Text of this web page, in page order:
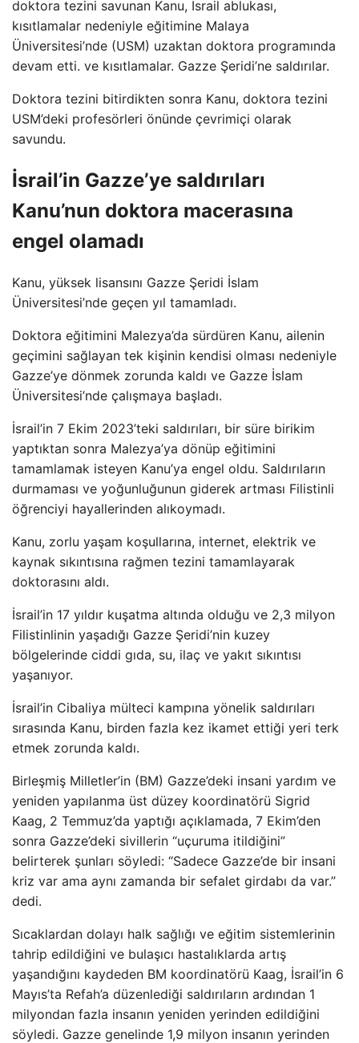
doktora tezini savunan Kanu, İsrail ablukası,
kısıtlamalar nedeniyle eğitimine Malaya
Üniversitesi’nde (USM) uzaktan doktora programında
devam etti. ve kısıtlamalar. Gazze Şeridi’ne saldırılar.
Doktora tezini bitirdikten sonra Kanu, doktora tezini
USM’deki profesörleri önünde çevrimiçi olarak
savundu.
İsrail’in Gazze’ye saldırıları
Kanu’nun doktora macerasına
engel olamadı
Kanu, yüksek lisansını Gazze Şeridi İslam
Üniversitesi’nde geçen yıl tamamladı.
Doktora eğitimini Malezya’da sürdüren Kanu, ailenin
geçimini sağlayan tek kişinin kendisi olması nedeniyle
Gazze’ye dönmek zorunda kaldı ve Gazze İslam
Üniversitesi’nde çalışmaya başladı.
İsrail’in 7 Ekim 2023’teki saldırıları, bir süre birikim
yaptıktan sonra Malezya’ya dönüp eğitimini
tamamlamak isteyen Kanu’ya engel oldu. Saldırıların
durmaması ve yoğunluğunun giderek artması Filistinli
öğrenciyi hayallerinden alıkoymadı.
Kanu, zorlu yaşam koşullarına, internet, elektrik ve
kaynak sıkıntısına rağmen tezini tamamlayarak
doktorasını aldı.
İsrail’in 17 yıldır kuşatma altında olduğu ve 2,3 milyon
Filistinlinin yaşadığı Gazze Şeridi’nin kuzey
bölgelerinde ciddi gıda, su, ilaç ve yakıt sıkıntısı
yaşanıyor.
İsrail’in Cibaliya mülteci kampına yönelik saldırıları
sırasında Kanu, birden fazla kez ikamet ettiği yeri terk
etmek zorunda kaldı.
Birleşmiş Milletler’in (BM) Gazze’deki insani yardım ve
yeniden yapılanma üst düzey koordinatörü Sigrid
Kaag, 2 Temmuz’da yaptığı açıklamada, 7 Ekim’den
sonra Gazze’deki sivillerin “uçuruma itildiğini”
belirterek şunları söyledi: “Sadece Gazze’de bir insani
kriz var ama aynı zamanda bir sefalet girdabı da var.”
dedi.
Sıcaklardan dolayı halk sağlığı ve eğitim sistemlerinin
tahrip edildiğini ve bulaşıcı hastalıklarda artış
yaşandığını kaydeden BM koordinatörü Kaag, İsrail’in 6
Mayıs’ta Refah’a düzenlediği saldırıların ardından 1
milyondan fazla insanın yeniden yerinden edildiğini
söyledi. Gazze genelinde 1,9 milyon insanın yerinden